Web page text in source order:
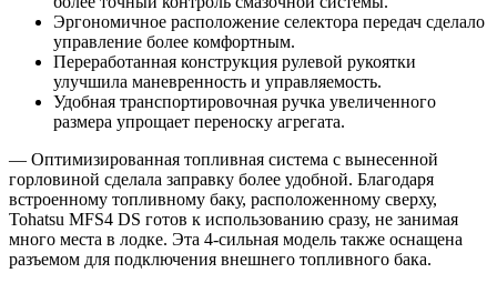
Эргономичное расположение селектора передач сделало
управление более комфортным.
Переработанная конструкция рулевой рукоятки
улучшила маневренность и управляемость.
Удобная транспортировочная ручка увеличенного
размера упрощает переноску агрегата.
— Оптимизированная топливная система с вынесенной
горловиной сделала заправку более удобной. Благодаря
встроенному топливному баку, расположенному сверху,
Tohatsu MFS4 DS готов к использованию сразу, не занимая
много места в лодке. Эта 4-сильная модель также оснащена
разъемом для подключения внешнего топливного бака.